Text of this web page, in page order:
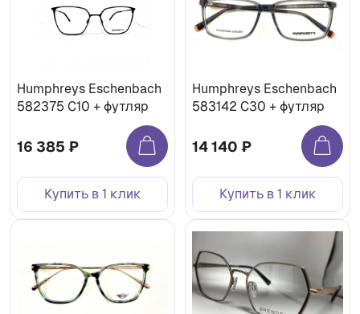
Humphreys Eschenbach
582375 С10 + футляр
16 385 ₽
Купить в 1 клик
Humphreys Eschenbach
583142 С30 + футляр
14 140 ₽
Купить в 1 клик